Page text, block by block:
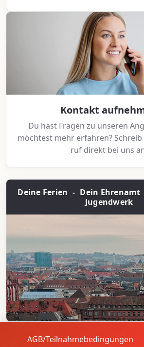
Kontakt
Du hast Fragen zu unseren
möchtest mehr erfahren?
ruf direkt bei uns
Deine Ferien - Dein Ehrenamt
Jugendwerk
AGB/Teilnahmebedingungen